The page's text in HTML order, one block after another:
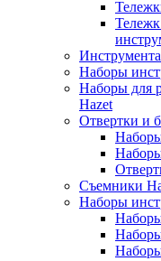
Наборы
Наборы для
Hazet
Отвертки и
Съемники
Наборы